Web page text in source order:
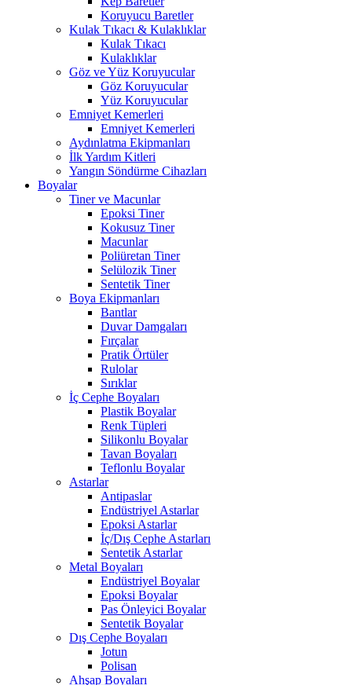
Koruyucu Baretler
Kulak Tıkacı & Kulaklıklar
Kulak Tıkacı
Kulaklıklar
Göz ve Yüz Koruyucular
Göz Koruyucular
Yüz Koruyucular
Emniyet Kemerleri
Emniyet Kemerleri
Aydınlatma Ekipmanları
İlk Yardım Kitleri
Yangın Söndürme Cihazları
Boyalar
Tiner ve Macunlar
Epoksi Tiner
Kokusuz Tiner
Macunlar
Poliüretan Tiner
Selülozik Tiner
Sentetik Tiner
Boya Ekipmanları
Bantlar
Duvar Damgaları
Fırçalar
Pratik Örtüler
Rulolar
Sırıklar
İç Cephe Boyaları
Plastik Boyalar
Renk Tüpleri
Silikonlu Boyalar
Tavan Boyaları
Teflonlu Boyalar
Astarlar
Antipaslar
Endüstriyel Astarlar
Epoksi Astarlar
İç/Dış Cephe Astarları
Sentetik Astarlar
Metal Boyaları
Endüstriyel Boyalar
Epoksi Boyalar
Pas Önleyici Boyalar
Sentetik Boyalar
Dış Cephe Boyaları
Jotun
Polisan
Ahşap Boyaları